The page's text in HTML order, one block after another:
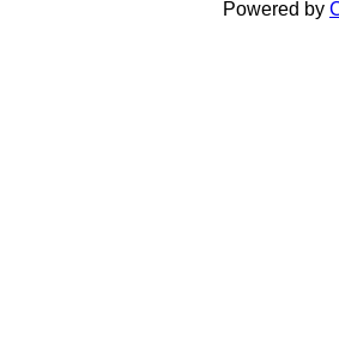
Powered by